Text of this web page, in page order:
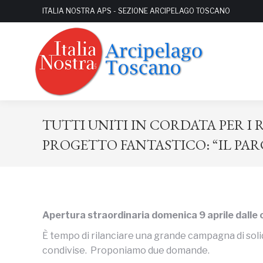
ITALIA NOSTRA APS - SEZIONE ARCIPELAGO TOSCANO
TUTTI UNITI IN CORDATA PER I
PROGETTO FANTASTICO: “IL
Apertura straordinaria domenica 9 aprile dalle
È tempo di rilanciare una grande campagna di
condivise. Proponiamo due domande.